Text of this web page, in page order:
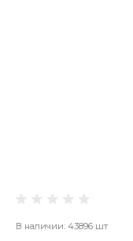
В наличии: 43896 шт